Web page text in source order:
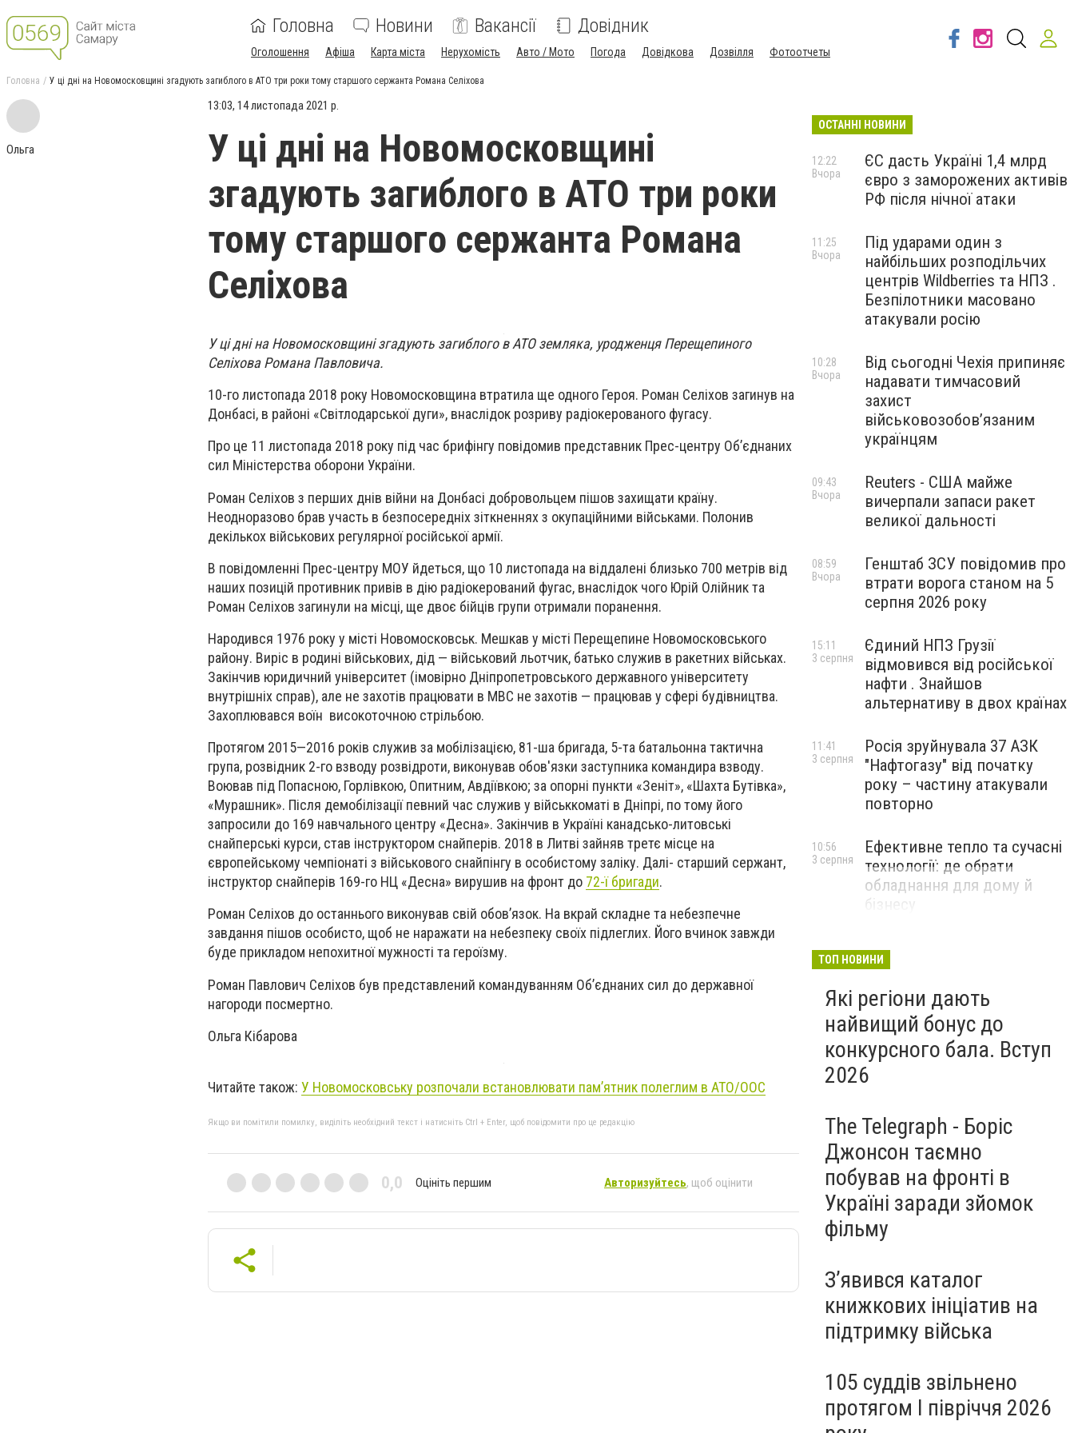
Головна Новини Вакансії Довідник
Оголошення Афіша Карта міста Нерухомість Авто / Мото Погода Довідкова Дозвілля Фотоотчеты
Головна У ці дні на Новомосковщині згадують загиблого в АТО три роки тому старшого сержанта Романа Селіхова
Ольга
13:03, 14 листопада 2021 р.
У ці дні на Новомосковщині
згадують загиблого в АТО три роки
тому старшого сержанта Романа
Селіхова
У ці дні на Новомосковщині згадують загиблого в АТО земляка, уродженця Перещепиного
Селіхова Романа Павловича.
10-го листопада 2018 року Новомосковщина втратила ще одного Героя. Роман Селіхов загинув на
Донбасі, в районі «Світлодарської дуги», внаслідок розриву радіокерованого фугасу.
Про це 11 листопада 2018 року під час брифінгу повідомив представник Прес-центру Об’єднаних
сил Міністерства оборони України.
Роман Селіхов з перших днів війни на Донбасі добровольцем пішов захищати країну.
Неодноразово брав участь в безпосередніх зіткненнях з окупаційними військами. Полонив
декількох військових регулярної російської армії.
В повідомленні Прес-центру МОУ йдеться, що 10 листопада на віддалені близько 700 метрів від
наших позицій противник привів в дію радіокерований фугас, внаслідок чого Юрій Олійник та
Роман Селіхов загинули на місці, ще двоє бійців групи отримали поранення.
Народився 1976 року у місті Новомосковськ. Мешкав у місті Перещепине Новомосковського
району. Виріс в родині військових, дід — військовий льотчик, батько служив в ракетних військах.
Закінчив юридичний університет (імовірно Дніпропетровського державного університету
внутрішніх справ), але не захотів працювати в МВС не захотів — працював у сфері будівництва.
Захоплювався воїн високоточною стрільбою.
Протягом 2015—2016 років служив за мобілізацією, 81-ша бригада, 5-та батальонна тактична
група, розвідник 2-го взводу розвідроти, виконував обов'язки заступника командира взводу.
Воював під Попасною, Горлівкою, Опитним, Авдіївкою; за опорні пункти «Зеніт», «Шахта Бутівка»,
«Мурашник». Після демобілізації певний час служив у військкоматі в Дніпрі, по тому його
запросили до 169 навчального центру «Десна». Закінчив в Україні канадсько-литовські
снайперські курси, став інструктором снайперів. 2018 в Литві зайняв третє місце на
європейському чемпіонаті з військового снайпінгу в особистому заліку. Далі- старший сержант,
інструктор снайперів 169-го НЦ «Десна» вирушив на фронт до 72-ї бригади.
Роман Селіхов до останнього виконував свій обов’язок. На вкрай складне та небезпечне
завдання пішов особисто, щоб не наражати на небезпеку своїх підлеглих. Його вчинок завжди
буде прикладом непохитної мужності та героїзму.
Роман Павлович Селіхов був представлений командуванням Об’єднаних сил до державної
нагороди посмертно.
Ольга Кібарова
Читайте також: У Новомосковську розпочали встановлювати пам’ятник полеглим в АТО/ООС
Якщо ви помітили помилку, виділіть необхідний текст і натисніть Ctrl + Enter, щоб повідомити про це редакцію
0,0 Оцініть першим Авторизуйтесь, щоб оцінити
ОСТАННІ НОВИНИ
ЄС дасть Україні 1,4 млрд
євро з заморожених активів
РФ після нічної атаки
12:22
Вчора
Під ударами один з
найбільших розподільчих
центрів Wildberries та НПЗ .
Безпілотники масовано
атакували росію
11:25
Вчора
Від сьогодні Чехія припиняє
надавати тимчасовий
захист
військовозобов’язаним
українцям
10:28
Вчора
Reuters - США майже
вичерпали запаси ракет
великої дальності
09:43
Вчора
Генштаб ЗСУ повідомив про
втрати ворога станом на 5
серпня 2026 року
08:59
Вчора
Єдиний НПЗ Грузії
відмовився від російської
нафти . Знайшов
альтернативу в двох країнах
15:11
3 серпня
Росія зруйнувала 37 АЗК
"Нафтогазу" від початку
року – частину атакували
повторно
11:41
3 серпня
Ефективне тепло та сучасні
технології: де обрати
обладнання для дому й
бізнесу
10:56
3 серпня
ТОП НОВИНИ
Які регіони дають
найвищий бонус до
конкурсного бала. Вступ
2026
The Telegraph - Боріс
Джонсон таємно
побував на фронті в
Україні заради зйомок
фільму
З’явився каталог
книжкових ініціатив на
підтримку війська
105 суддів звільнено
протягом I півріччя 2026